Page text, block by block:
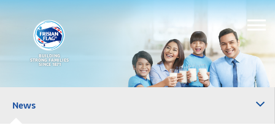
BUILDING
STRONG FAMILIES
SINCE 1871
News